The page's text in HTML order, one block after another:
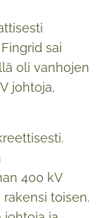
sai
oli vanhojen
johtoja,
400 kV
toisen.